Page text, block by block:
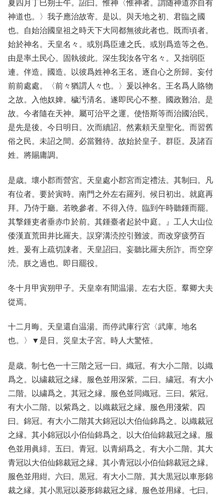
夏四月丁巳朔壬午。詔曰。惟神〈惟神者。謂随神道亦自有
神道也。〉我子應治故寄。是以。與天地之初、君臨之國
也。自始治國皇祖之時天下大同都無彼此者也。既而頃者。
始於神名。天皇名々。或別爲臣連之氏。或別爲造等之色。
由是率土民心。固執彼此。深生我汝各守名々。又拙弱臣
連。伴造。國造。以彼爲姓神名王名。逐自心之所歸。妄付
前前處處。〈前々猶謂人々也。〉爰以神名。王名爲人賂物
之故。入他奴婢。穢汚清名。遂即民心不整。國政難治。是
故。今者隨在天神。屬可治平之運。使悟斯等而治國治民。
是先是後。今日明日。次而續詔。然素頼天皇聖化。而習舊
俗之民。未詔之間。必當難待。故始於皇子。群臣。及諸百
姓。將賜庸調。
是歳。壞小郡而營宮。天皇處小郡宮而定禮法。其制曰。凡
有位者。要於寅時。南門之外左右羅列。候日初出。就庭再
拜。乃侍于廳。若晩參者。不得入侍。臨到午時聽鍾而罷。
其撃鍾吏者垂赤巾於前。其鍾臺者起於中庭。』工人大山位
倭漢直荒田井比羅夫。誤穿溝涜控引難波。而改穿疲勞百
姓。爰有上疏切諌者。天皇詔曰。妄聽比羅夫所詐。而空穿
涜。朕之過也。即日罷役。
冬十月甲寅朔甲子。天皇幸有間温湯。左右大臣。羣卿大夫
從焉。
十二月晦。天皇還自温湯。而停武庫行宮〈武庫。地名
也。〉▼是日。災皇太子宮。時人大驚恠。
是歳。制七色一十三階之冠一曰。織冠。有大小二階。以織
爲之。以繍裁冠之縁。服色並用深紫。二曰。繍冠。有大小
二階。以繍爲之。其冠之縁。服色並同織冠。三曰。紫冠。
有大小二階。以紫爲之。以織裁冠之縁。服色用淺紫。四
曰。錦冠。有大小二階其大錦冠以大伯仙錦爲之。以織裁冠
之縁。其小錦冠以小伯仙錦爲之。以大伯仙錦裁冠之縁。服
色並用眞緋。五曰。青冠。以青絹爲之。有大小二階。其大
青冠以大伯仙錦裁冠之縁。其小青冠以小伯仙錦裁冠之縁。
服色並用紺。六曰。黒冠。有大小二階。其大黒冠以車形錦
裁之縁。其小黒冠以菱形錦裁冠之縁。服色並用縁。七曰。